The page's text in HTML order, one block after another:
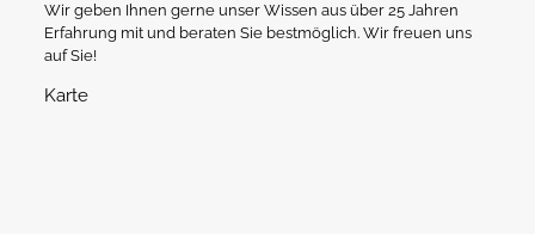
Wir geben Ihnen gerne unser Wissen aus über 25 Jahren
Erfahrung mit und beraten Sie bestmöglich. Wir freuen uns
auf Sie!
Karte